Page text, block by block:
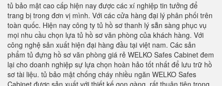
tủ bảo mật cao cấp hiện nay được các xí nghiệp tin tưởng để
trang bị trong đơn vị mình. Với các cửa hàng đại lý phân phối trên
toàn quốc. Hiện nay công ty tủ hồ sơ thanh lý sẵn sàng phục vụ
mọi nhu cầu chọn lựa tủ hồ sơ văn phòng của khách hàng. Với
công nghệ sản xuất hiện đại hàng đầu tại việt nam. Các sản
phẩm tủ đựng hồ sơ văn phòng giá rẻ WELKO Safes Cabinet đem
lại cho doanh nghiệp sự lựa chọn hoàn hảo tốt nhất để lưu trữ hồ
sơ tài liệu. tủ bảo mật chống cháy nhiều ngăn WELKO Safes
Cabinet được sản xuất với thiết kế gọn gàng, rất thuận tiện trong